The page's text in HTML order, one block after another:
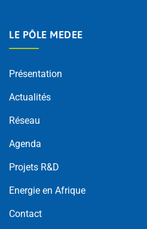
LE PÔLE MEDEE
Présentation
Actualités
Réseau
Agenda
Projets R&D
Energie en Afrique
Contact